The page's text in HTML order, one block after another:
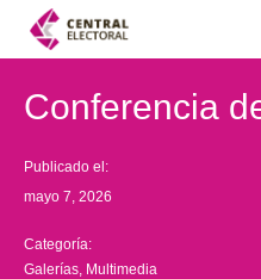
Conferencia
Publicado el:
mayo 7, 2026
Categoría:
Galerías Multimedia